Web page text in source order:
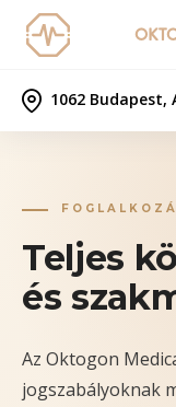
1062 Budapest,
Teljes
és
Az Oktogon
jogszabályoknak